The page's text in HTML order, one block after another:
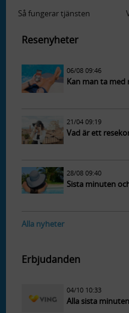
Så fungerar tjänsten
Resenyheter
06/08 09:46
Kan man ta
21/04 09:19
Vad är ett
28/08 09:40
Sista minuten
Alla nyheter
Erbjudanden
04/10 10:33
Alla sista